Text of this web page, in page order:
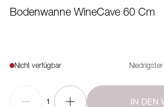
Bodenwanne WineCave 60 Cm
Nicht verfügbar
1 IN DEN